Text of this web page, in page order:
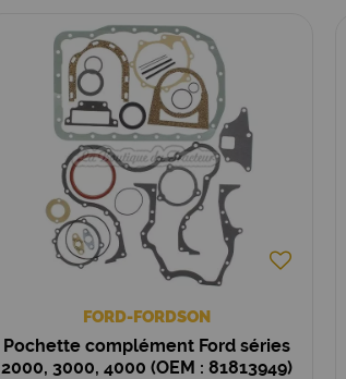
FORD-FORDSON
Pochette complément Ford séries
2000, 3000, 4000 (OEM : 81813949)